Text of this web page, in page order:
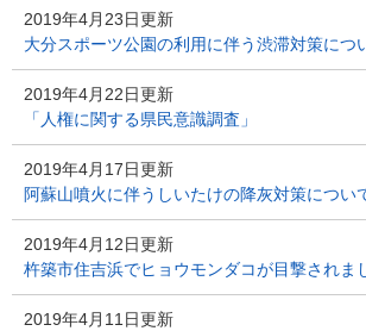
2019年4月23日更新
大分スポーツ公園の利用に伴う渋滞対策につ
2019年4月22日更新
「人権に関する県民意識調査」
2019年4月17日更新
阿蘇山噴火に伴うしいたけの降灰対策につい
2019年4月12日更新
杵築市住吉浜でヒョウモンダコが目撃されま
2019年4月11日更新